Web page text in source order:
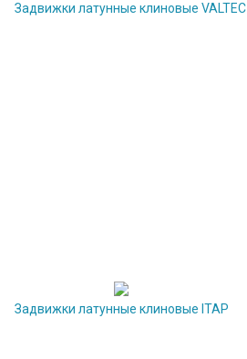
Задвижки латунные клиновые VALTEC
Задвижки латунные клиновые ITAP